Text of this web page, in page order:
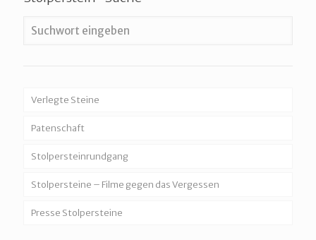
Verlegte Steine
Patenschaft
Stolpersteinrundgang
Stolpersteine – Filme gegen das Vergessen
Presse Stolpersteine